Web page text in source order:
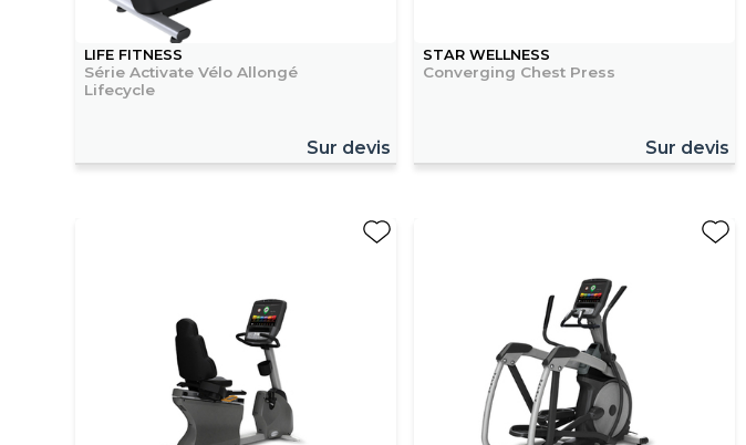
LIFE FITNESS
Série Activate Vélo Allongé
Lifecycle
Sur devis
STAR WELLNESS
Converging Chest Press
Sur devis